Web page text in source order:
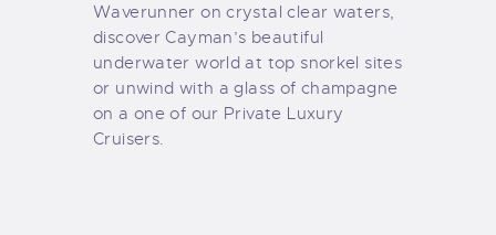
Waverunner on crystal clear waters,
discover Cayman’s beautiful
underwater world at top snorkel sites
or unwind with a glass of champagne
on a one of our Private Luxury
Cruisers.